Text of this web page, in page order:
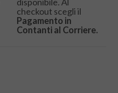
checkout scegli il
Pagamento in
Contanti al Corriere.